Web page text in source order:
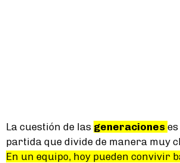
La cuestión de las generaciones
partida que divide de manera muy
En un equipo, hoy pueden convivir